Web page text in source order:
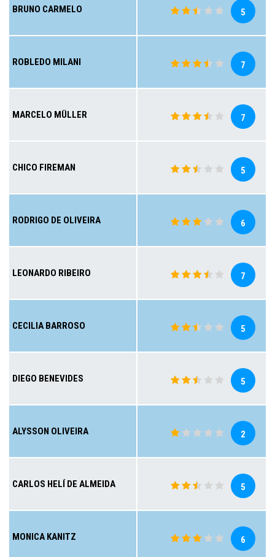
BRUNO CARMELO 5
ROBLEDO MILANI 7
MARCELO MÜLLER 7
CHICO FIREMAN 5
RODRIGO DE OLIVEIRA 6
LEONARDO RIBEIRO 7
CECILIA BARROSO 5
DIEGO BENEVIDES 5
ALYSSON OLIVEIRA 2
CARLOS HELÍ DE ALMEIDA 5
MONICA KANITZ 6